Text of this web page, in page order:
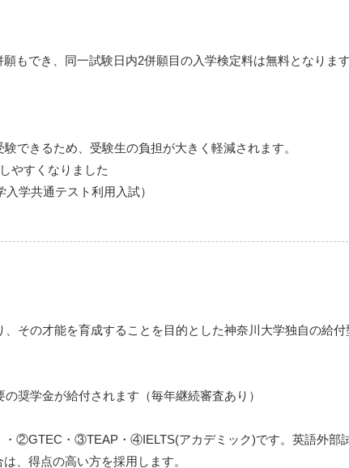
でき、同一試験日内2併願目の入学検定料は無料となります
できるため、受験生の負担が大きく軽減されます。
やすくなりました
学共通テスト利用入試）
その才能を育成することを目的とした神奈川大学独自の給付
奨学金が給付されます（毎年継続審査あり）
②GTEC・③TEAP・④IELTS(アカデミック)です。英語外部
、得点の高い方を採用します。